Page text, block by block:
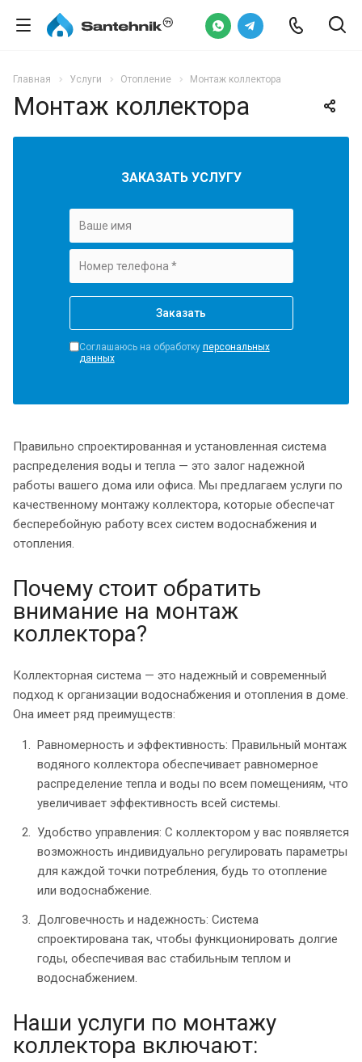
Главная Услуги Отопление Монтаж коллектора
Монтаж коллектора
ЗАКАЗАТЬ УСЛУГУ
Соглашаюсь на обработку персональных
данных
Правильно спроектированная и установленная система
распределения воды и тепла — это залог надежной
работы вашего дома или офиса. Мы предлагаем услуги по
качественному монтажу коллектора, которые обеспечат
бесперебойную работу всех систем водоснабжения и
отопления.
Почему стоит обратить
внимание на монтаж
коллектора?
Коллекторная система — это надежный и современный
подход к организации водоснабжения и отопления в доме.
Она имеет ряд преимуществ:
Равномерность и эффективность: Правильный монтаж
водяного коллектора обеспечивает равномерное
распределение тепла и воды по всем помещениям, что
увеличивает эффективность всей системы.
Удобство управления: С коллектором у вас появляется
возможность индивидуально регулировать параметры
для каждой точки потребления, будь то отопление
или водоснабжение.
Долговечность и надежность: Система
спроектирована так, чтобы функционировать долгие
годы, обеспечивая вас стабильным теплом и
водоснабжением.
Наши услуги по монтажу
коллектора включают: